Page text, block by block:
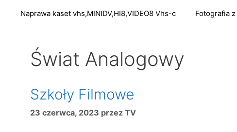
Naprawa kaset vhs,MINIDV,HI8,VIDEO8 Vhs-c Fotografia
Świat Analogowy
Szkoły Filmowe
23 czerwca, 2023 przez TV